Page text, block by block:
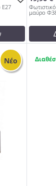
Ε27
μαύρο
test
Νέο